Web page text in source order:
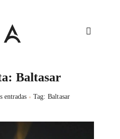
Baltasar
entradas Tag: Baltasar